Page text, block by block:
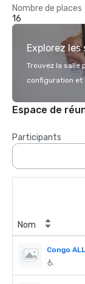
Nombre de places
16
Explorez les
Trouvez la salle
configuration et
Espace de
Participants
Nom
Congo ALL